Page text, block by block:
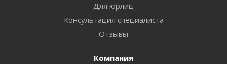
Для юрлиц
Консультация специалиста
Отзывы
Компания